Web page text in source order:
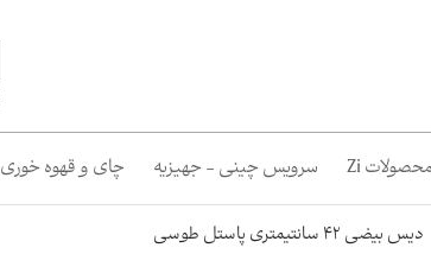
محصولات Zi سرویس چینی - جهیزیه چای و قهوه خوری
دیس بیضی 42 سانتیمتری پاستل طوسی